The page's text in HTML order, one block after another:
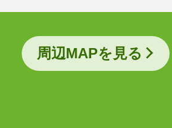
周辺MAPを見る